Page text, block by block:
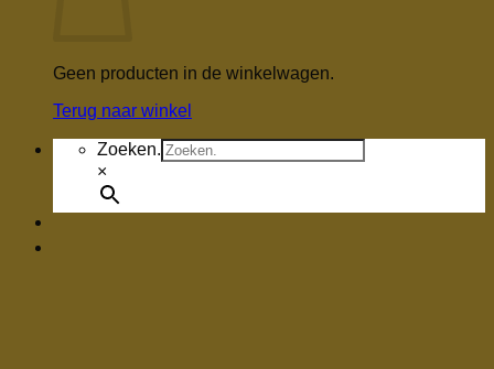
Geen producten in de winkelwagen.
Terug naar winkel
Zoeken.
×